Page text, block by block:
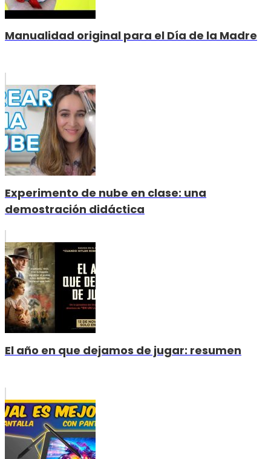
Manualidad original para el Día de la Madre
Experimento de nube en clase: una
demostración didáctica
El año en que dejamos de jugar: resumen